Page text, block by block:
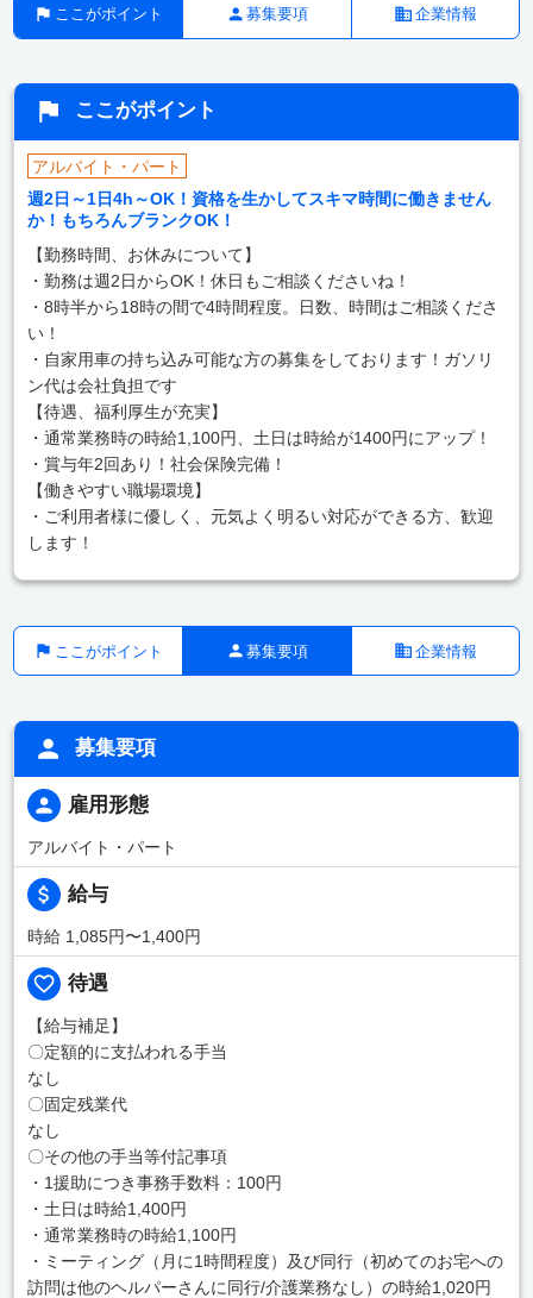
ここがポイント 募集要項 企業情報
ここがポイント
アルバイト・パート
週2日～1日4h～OK！資格を生かしてスキマ時間に働きません
か！もちろんブランクOK！
【勤務時間、お休みについて】
・勤務は週2日からOK！休日もご相談くださいね！
・8時半から18時の間で4時間程度。日数、時間はご相談くださ
い！
・自家用車の持ち込み可能な方の募集をしております！ガソリ
ン代は会社負担です
【待遇、福利厚生が充実】
・通常業務時の時給1,100円、土日は時給が1400円にアップ！
・賞与年2回あり！社会保険完備！
【働きやすい職場環境】
・ご利用者様に優しく、元気よく明るい対応ができる方、歓迎
します！
ここがポイント 募集要項 企業情報
募集要項
雇用形態
アルバイト・パート
給与
時給 1,085円〜1,400円
待遇
【給与補足】
〇定額的に支払われる手当
なし
〇固定残業代
なし
〇その他の手当等付記事項
・1援助につき事務手数料：100円
・土日は時給1,400円
・通常業務時の時給1,100円
・ミーティング（月に1時間程度）及び同行（初めてのお宅への
訪問は他のヘルパーさんに同行/介護業務なし）の時給1,020円